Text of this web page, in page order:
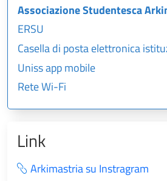
Associazione Studentesca
ERSU
Casella di posta elettronica
Uniss app mobile
Rete Wi-Fi
Link
Arkimastria su Instragram